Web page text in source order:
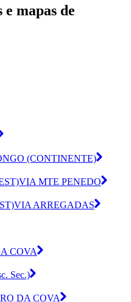
mapas de
(CONTINENTE)
MTE PENEDO
ARREGADAS
COVA
Sec.)
DA COVA